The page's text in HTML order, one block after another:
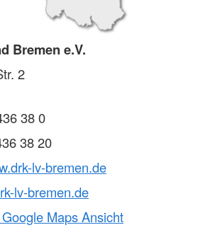
Bremen e.V.
2
38 0
38 20
lv-bremen.de
lv-bremen.de
Maps Ansicht